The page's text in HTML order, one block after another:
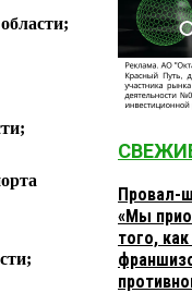
Провал-
«Мы
того,